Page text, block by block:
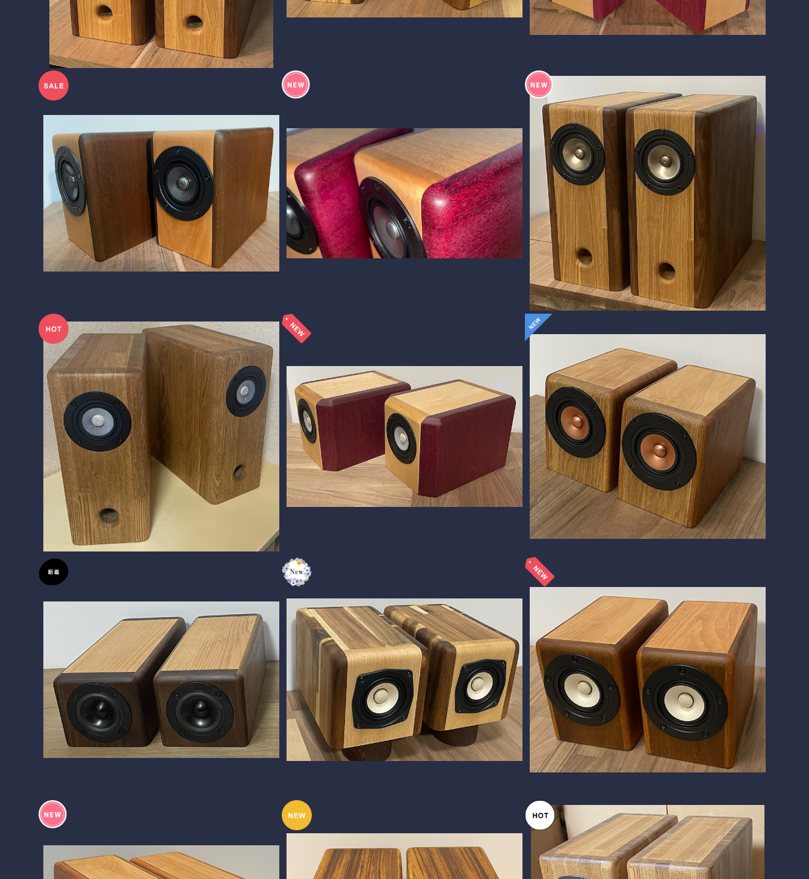
BlockDuct-C170si
¥128,760
13%OFF
BlockDuct-C171si ”Purple HeartⅡ" パープルハ
ート
¥148,500
10%OFF
BlockDuct-A138si Premium
¥250,580
15%OFF
SOLD OUT
BlockDuct-AG146si ウォルナット仕上げ最終1セッ
ト ガラスコーンユニット搭載機
¥217,800
10%OFF
BlockDuct-CG169si”Purple Heart"パープルハー
ト
¥197,540
17%OFF
SOLD OUT
BlockDuct-C167si Ⅱ
¥107,640
22%OFF
SOLD OUT
BlockDuct-C168si
¥99,120
16%OFF
SOLD OUT
BlockDuct-C154siⅢ
¥59,800
SOLD OUT
BlockDuct-C167si
¥128,000
SOLD OUT